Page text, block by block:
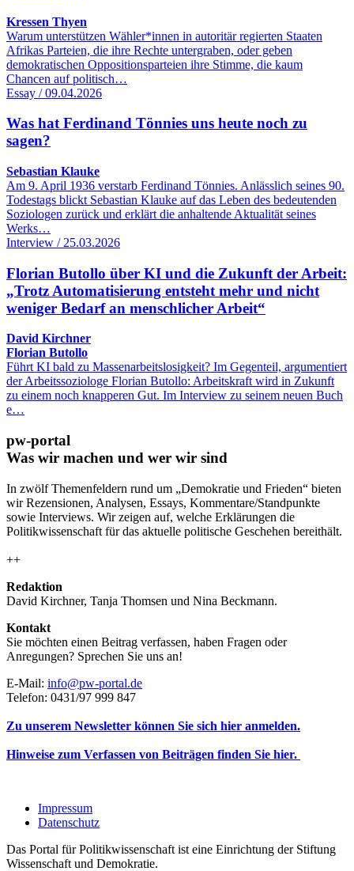
Kressen Thyen
Warum unterstützen Wähler*innen in autoritär regierten Staaten
Afrikas Parteien, die ihre Rechte untergraben, oder geben
demokratischen Oppositionsparteien ihre Stimme, die kaum
Chancen auf politisch…
Essay / 09.04.2026
Was hat Ferdinand Tönnies uns heute noch zu
sagen?
Sebastian Klauke
Am 9. April 1936 verstarb Ferdinand Tönnies. Anlässlich seines 90.
Todestags blickt Sebastian Klauke auf das Leben des bedeutenden
Soziologen zurück und erklärt die anhaltende Aktualität seines
Werks…
Interview / 25.03.2026
Florian Butollo über KI und die Zukunft der Arbeit:
„Trotz Automatisierung entsteht mehr und nicht
weniger Bedarf an menschlicher Arbeit“
David Kirchner
Florian Butollo
Führt KI bald zu Massenarbeitslosigkeit? Im Gegenteil, argumentiert
der Arbeitssoziologe Florian Butollo: Arbeitskraft wird in Zukunft
zu einem noch knapperen Gut. Im Interview zu seinem neuen Buch
e…
pw-portal
Was wir machen und wer wir sind
In zwölf Themenfeldern rund um „Demokratie und Frieden“ bieten
wir Rezensionen, Analysen, Essays, Kommentare/Standpunkte
sowie Interviews. Wir zeigen auf, welche Erklärungen die
Politikwissenschaft für das aktuelle politische Geschehen bereithält.
++
Redaktion
David Kirchner, Tanja Thomsen und Nina Beckmann.
Kontakt
Sie möchten einen Beitrag verfassen, haben Fragen oder
Anregungen? Sprechen Sie uns an!
E-Mail: info@pw-portal.de
Telefon: 0431/97 999 847
Zu unserem Newsletter können Sie sich hier anmelden.
Hinweise zum Verfassen von Beiträgen finden Sie hier.
Impressum
Datenschutz
Das Portal für Politikwissenschaft ist eine Einrichtung der Stiftung
Wissenschaft und Demokratie.